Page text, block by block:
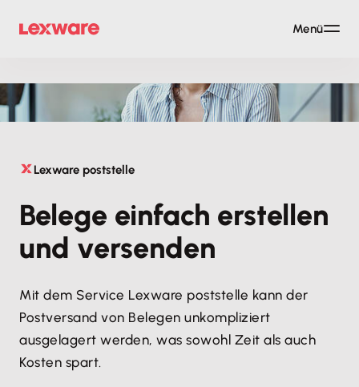
Lexware poststelle
Belege einfach erstellen
und versenden
Mit dem Service Lexware poststelle kann der
Postversand von Belegen unkompliziert
ausgelagert werden, was sowohl Zeit als auch
Kosten spart.
Menü